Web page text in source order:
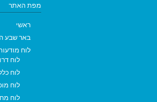
מפת האתר
ראשי
באר שבע
לוח
לוח
לוח
לוח
לוח